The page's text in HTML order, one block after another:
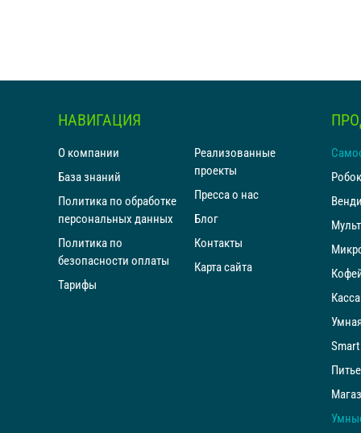
НАВИГАЦИЯ
О компании
База знаний
Политика по обработке
персональных данных
Политика по
безопасности оплаты
Тарифы
Реализованные
проекты
Пресса о нас
Блог
Контакты
Карта сайта